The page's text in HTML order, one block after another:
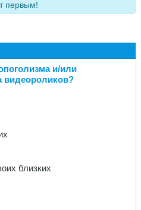
первым!
и/или
видеороликов?
близких